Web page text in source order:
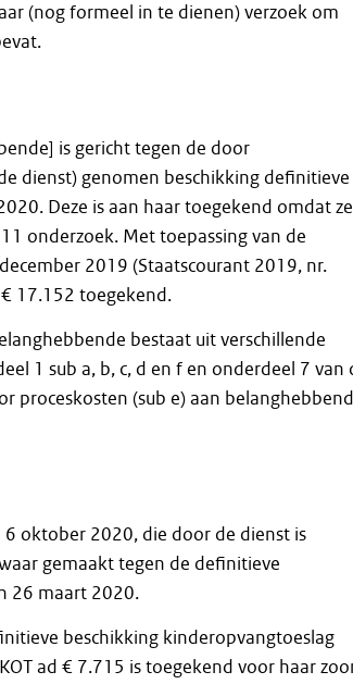
(nog formeel in te dienen) verzoek om
is gericht tegen de door
dienst) genomen beschikking definitieve
Deze is aan haar toegekend omdat ze
onderzoek. Met toepassing van de
2019 (Staatscourant 2019, nr.
17.152 toegekend.
bestaat uit verschillende
1 sub a, b, c, d en f en onderdeel 7 van
proceskosten (sub e) aan
oktober 2020, die door de dienst is
gemaakt tegen de definitieve
26 maart 2020.
beschikking kinderopvangtoeslag
ad € 7.715 is toegekend voor haar